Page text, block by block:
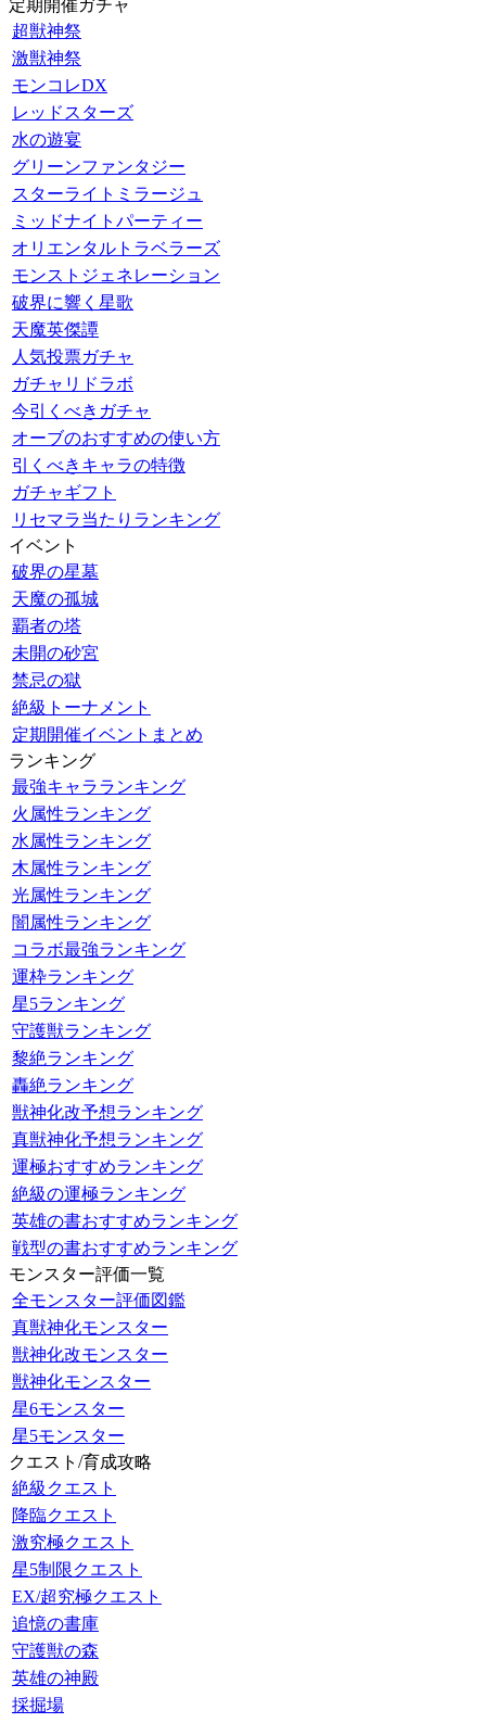
定期開催ガチャ
超獣神祭
激獣神祭
モンコレDX
レッドスターズ
水の遊宴
グリーンファンタジー
スターライトミラージュ
ミッドナイトパーティー
オリエンタルトラベラーズ
モンストジェネレーション
破界に響く星歌
天魔英傑譚
人気投票ガチャ
ガチャリドラボ
今引くべきガチャ
オーブのおすすめの使い方
引くべきキャラの特徴
ガチャギフト
リセマラ当たりランキング
イベント
破界の星墓
天魔の孤城
覇者の塔
未開の砂宮
禁忌の獄
絶級トーナメント
定期開催イベントまとめ
ランキング
最強キャラランキング
火属性ランキング
水属性ランキング
木属性ランキング
光属性ランキング
闇属性ランキング
コラボ最強ランキング
運枠ランキング
星5ランキング
守護獣ランキング
黎絶ランキング
轟絶ランキング
獣神化改予想ランキング
真獣神化予想ランキング
運極おすすめランキング
絶級の運極ランキング
英雄の書おすすめランキング
戦型の書おすすめランキング
モンスター評価一覧
全モンスター評価図鑑
真獣神化モンスター
獣神化改モンスター
獣神化モンスター
星6モンスター
星5モンスター
クエスト/育成攻略
絶級クエスト
降臨クエスト
激究極クエスト
星5制限クエスト
EX/超究極クエスト
追憶の書庫
守護獣の森
英雄の神殿
採掘場